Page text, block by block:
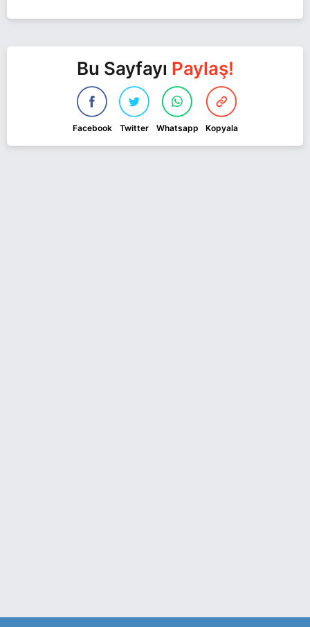
Bu Sayfayı Paylaş!
Facebook Twitter Whatsapp Kopyala